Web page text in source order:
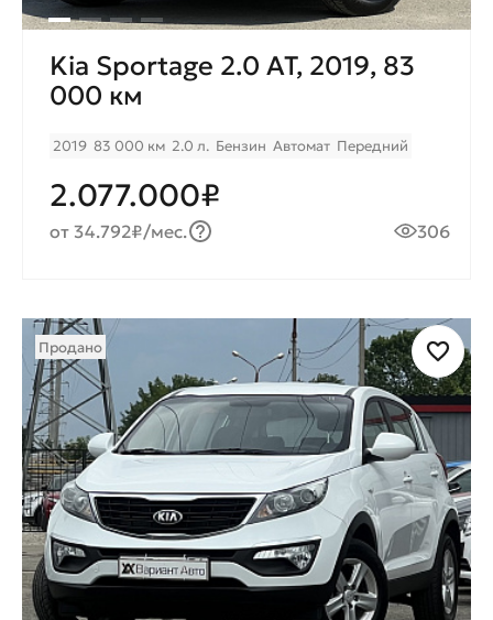
Kia Sportage 2.0 AT, 2019, 83
000 км
2019 83 000 км 2.0 л. Бензин Автомат Передний
2.077.000₽
от 34.792₽/мес. 306
Продано